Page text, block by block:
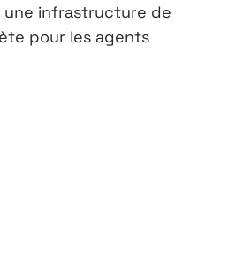
infrastructure de
pour les agents